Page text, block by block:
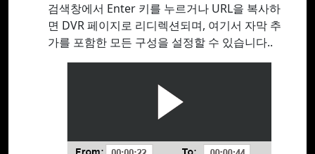
검색창에서 Enter 키를 누르거나 URL을 복사하
면 DVR 페이지로 리디렉션되며, 여기서 자막 추
가를 포함한 모든 구성을 설정할 수 있습니다..